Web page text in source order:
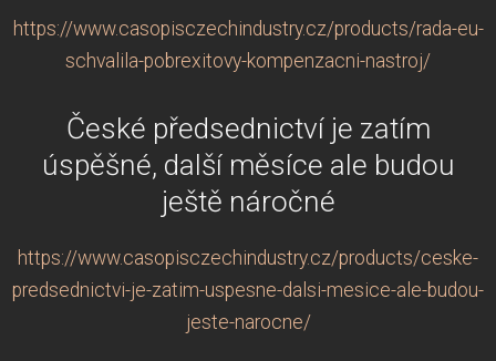
https://www.casopisczechindustry.cz/products/rada-eu-
schvalila-pobrexitovy-kompenzacni-nastroj/
České předsednictví je zatím
úspěšné, další měsíce ale budou
ještě náročné
https://www.casopisczechindustry.cz/products/ceske-
predsednictvi-je-zatim-uspesne-dalsi-mesice-ale-budou-
jeste-narocne/